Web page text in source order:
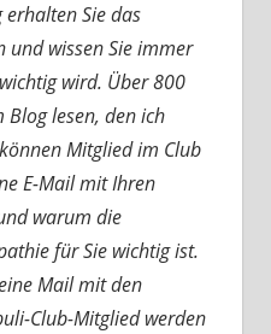
Sie das
und wissen Sie immer
wird. Über 800
lesen, den ich
Mitglied im Club
E-Mail mit Ihren
warum die
für Sie wichtig ist.
Mail mit den
Club-Mitglied werden